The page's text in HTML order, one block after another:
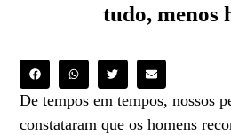
tudo, menos
De tempos em tempos, nossos
constataram que os homens